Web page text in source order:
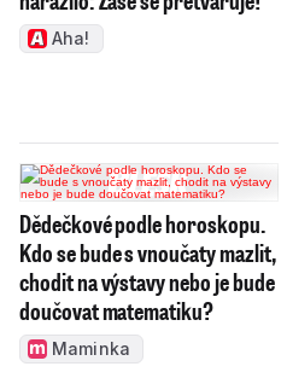
Aha!
Dědečkové podle horoskopu.
Kdo se bude s vnoučaty mazlit,
chodit na výstavy nebo je bude
doučovat matematiku?
Maminka